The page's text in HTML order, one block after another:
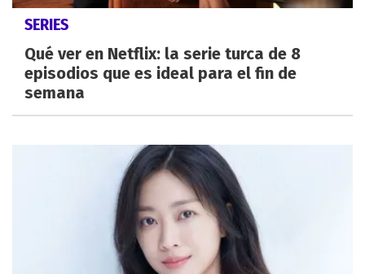
SERIES
Qué ver en Netflix: la serie turca de 8
episodios que es ideal para el fin de
semana